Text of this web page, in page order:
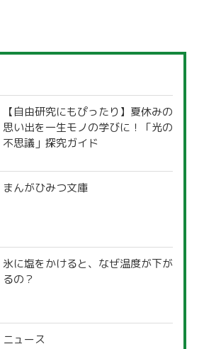
【自由研究にもぴったり】夏休みの
思い出を一生モノの学びに！「光の
不思議」探究ガイド
まんがひみつ文庫
氷に塩をかけると、なぜ温度が下が
るの？
ニュース